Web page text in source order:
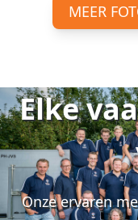
MEER
Elke
Onze ervaren